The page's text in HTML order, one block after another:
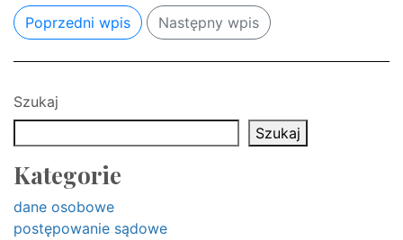
Poprzedni wpis Następny wpis
Szukaj
Szukaj
Kategorie
dane osobowe
postępowanie sądowe